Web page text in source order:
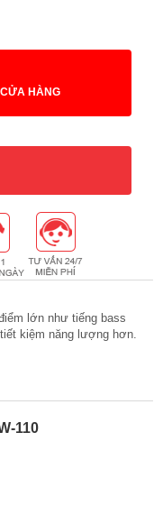
HÀNG
lớn như tiếng bass
kiệm năng lượng hơn.
110